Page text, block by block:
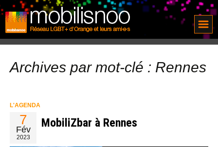
Archives par mot-clé : Rennes
L'AGENDA
7
Fév
2023
MobiliZbar à Rennes